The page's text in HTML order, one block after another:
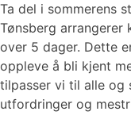
Ta del i sommerens
Tønsberg
over 5 dager. Dette
oppleve å bli kjent
tilpasser vi til alle og
utfordringer og